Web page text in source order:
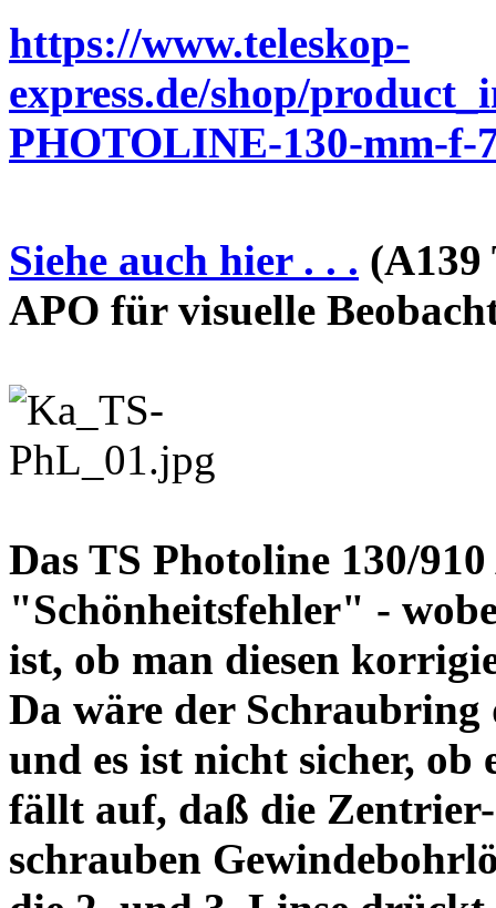
https://www.teleskop-
express.de/shop/
PHOTOLINE-130-mm-f-
Siehe auch hier . . . (A139
APO für visuelle
Das TS Photoline 130/
"Schönheitsfehler" -
ist, ob man diesen
Da wäre der
und es ist nicht sicher,
fällt auf, daß die Zentrier-
schrauben